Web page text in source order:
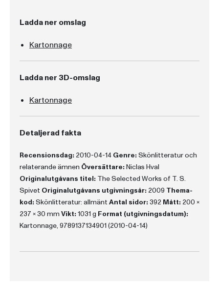
Ladda ner omslag
Kartonnage
Ladda ner 3D-omslag
Kartonnage
Detaljerad fakta
Recensionsdag: 2010-04-14 Genre: Skönlitteratur och
relaterande ämnen Översättare: Niclas Hval
Originalutgåvans titel: The Selected Works of T. S.
Spivet Originalutgåvans utgivningsår: 2009 Thema-
kod: Skönlitteratur: allmänt Antal sidor: 392 Mått: 200 x
237 x 30 mm Vikt: 1031 g Format (utgivningsdatum):
Kartonnage, 9789137134901 (2010-04-14)